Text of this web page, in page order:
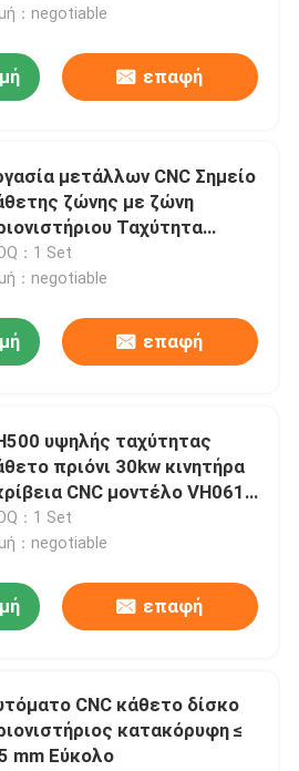
：negotiable
επαφή
μετάλλων CNC Σημείο
ζώνης με ζώνη
Ταχύτητα
2000m/min Χωρίς βήματα
：1 Set
：negotiable
επαφή
υψηλής ταχύτητας
πριόνι 30kw κινητήρα
CNC μοντέλο VH0615-
：1 Set
：negotiable
επαφή
CNC κάθετο δίσκο
κατακόρυφη ≤
mm Εύκολο